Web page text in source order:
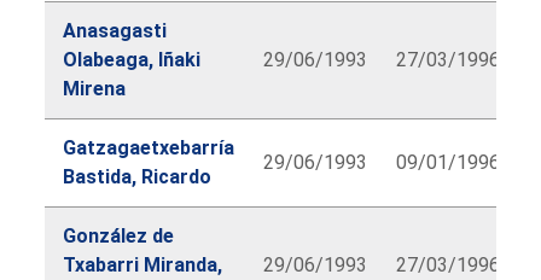
Anasagasti
Olabeaga, Iñaki
Mirena
29/06/1993 27/03/1996
Gatzagaetxebarría
Bastida, Ricardo
29/06/1993 09/01/1996
González de
Txabarri Miranda,
29/06/1993 27/03/1996